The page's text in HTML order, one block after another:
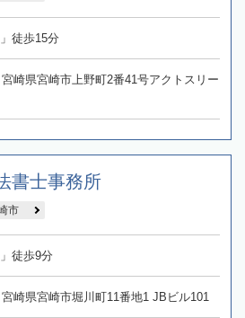
徒歩15分
崎県宮崎市上野町2番41号アクトスリー
書士事務所
市
徒歩9分
崎県宮崎市堀川町11番地1 JBビル101